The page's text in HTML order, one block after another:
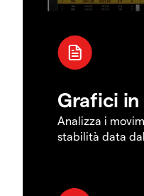
Grafici
Analizza i
stabilità data